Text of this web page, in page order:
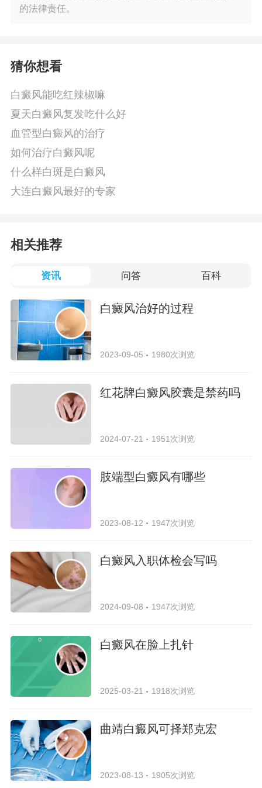
的法律责任。
猜你想看
白癜风能吃红辣椒嘛
夏天白癜风复发吃什么好
血管型白癜风的治疗
如何治疗白癜风呢
什么样白斑是白癜风
大连白癜风最好的专家
相关推荐
资讯 问答 百科
白癜风治好的过程
2023-09-05 1980次浏览
红花牌白癜风胶囊是禁药吗
2024-07-21 1951次浏览
肢端型白癜风有哪些
2023-08-12 1947次浏览
白癜风入职体检会写吗
2024-09-08 1947次浏览
白癜风在脸上扎针
2025-03-21 1918次浏览
曲靖白癜风可择郑克宏
2023-08-13 1905次浏览